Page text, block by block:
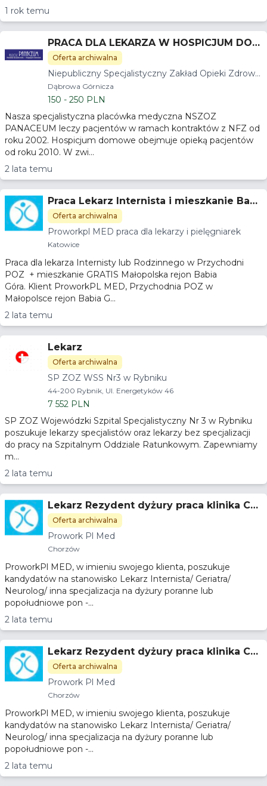
1 rok temu
PRACA DLA LEKARZA W HOSPICJUM DOM
OWYM
Oferta archiwalna
Niepubliczny Specjalistyczny Zakład Opieki Zdrowo
tnej PANACEUM
Dąbrowa Górnicza
150 - 250 PLN
Nasza specjalistyczna placówka medyczna NSZOZ
PANACEUM leczy pacjentów w ramach kontraktów z NFZ od
roku 2002. Hospicjum domowe obejmuje opieką pacjentów
od roku 2010. W zwi...
2 lata temu
Praca Lekarz Internista i mieszkanie Babi
a Góra
Oferta archiwalna
Proworkpl MED praca dla lekarzy i pielęgniarek
Katowice
Praca dla lekarza Internisty lub Rodzinnego w Przychodni
POZ + mieszkanie GRATIS Małopolska rejon Babia
Góra. Klient ProworkPL MED, Przychodnia POZ w
Małopolsce rejon Babia G...
2 lata temu
Lekarz
Oferta archiwalna
SP ZOZ WSS Nr3 w Rybniku
44-200 Rybnik, Ul. Energetyków 46
7 552 PLN
SP ZOZ Wojewódzki Szpital Specjalistyczny Nr 3 w Rybniku
poszukuje lekarzy specjalistów oraz lekarzy bez specjalizacji
do pracy na Szpitalnym Oddziale Ratunkowym. Zapewniamy
m...
2 lata temu
Lekarz Rezydent dyżury praca klinika Ch
orzów
Oferta archiwalna
Prowork Pl Med
Chorzów
ProworkPl MED, w imieniu swojego klienta, poszukuje
kandydatów na stanowisko Lekarz Internista/ Geriatra/
Neurolog/ inna specjalizacja na dyżury poranne lub
popołudniowe pon -...
2 lata temu
Lekarz Rezydent dyżury praca klinika Ch
orzów
Oferta archiwalna
Prowork Pl Med
Chorzów
ProworkPl MED, w imieniu swojego klienta, poszukuje
kandydatów na stanowisko Lekarz Internista/ Geriatra/
Neurolog/ inna specjalizacja na dyżury poranne lub
popołudniowe pon -...
2 lata temu